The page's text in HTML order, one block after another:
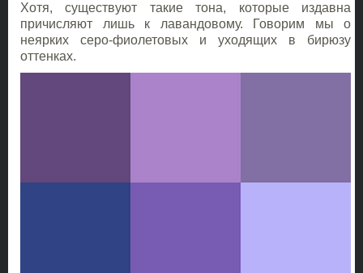
Хотя, существуют такие тона, которые издавна
причисляют лишь к лавандовому. Говорим мы о
неярких серо-фиолетовых и уходящих в бирюзу
оттенках.